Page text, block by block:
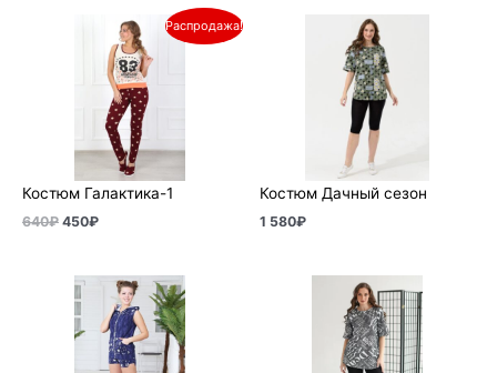
Распродажа!
Костюм Галактика-1
640₽
Первоначальная
составляла
450₽
Текущая
цена:
450₽.
Костюм Дачный сезон
1 580₽